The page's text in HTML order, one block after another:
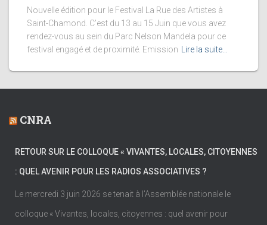
Nouvelle édition pour le Festival La Rue des Artistes à
Saint-Chamond. C’est du 13 au 15 Juin que vous avez
rendez-vous au sein du Parc Nelson Mandela pour ce
festival engagé et de proximité. Emission
Lire la suite…
CNRA
RETOUR SUR LE COLLOQUE « VIVANTES, LOCALES, CITOYENNES
: QUEL AVENIR POUR LES RADIOS ASSOCIATIVES ?
Le mercredi 3 juin 2026 se tenait à l’Assemblée nationale le
colloque « Vivantes, locales, citoyennes : quel avenir pour